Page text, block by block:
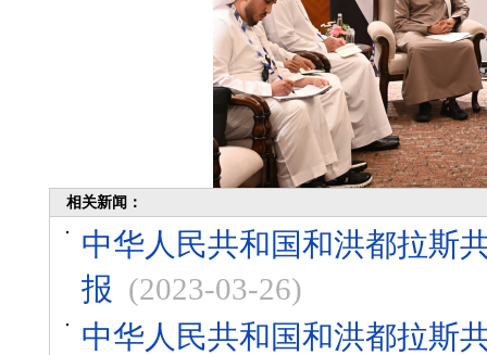
相关新闻：
中华人民共和国和洪都拉斯
报 (2023-03-26)
中华人民共和国和洪都拉斯